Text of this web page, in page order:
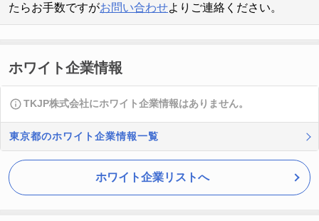
たらお手数ですがお問い合わせよりご連絡ください。
ホワイト企業情報
TKJP株式会社にホワイト企業情報はありません。
東京都のホワイト企業情報一覧
ホワイト企業リストへ